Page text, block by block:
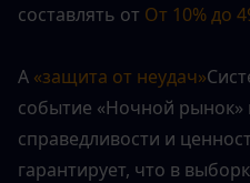
составлять от От 10% до
А «защита от неудач»
событие «Ночной рынок»
справедливости и
гарантирует, что в